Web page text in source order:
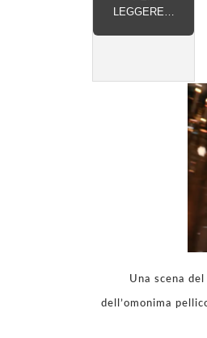
LEGGERE…
Una scena
dell’omonima